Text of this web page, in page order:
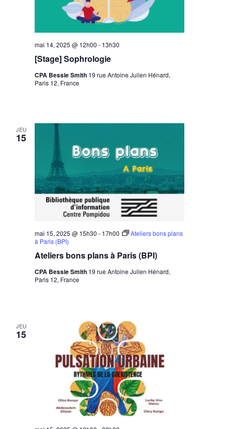
[Stage] Sophrologie
mai 14, 2025 @ 12h00 - 13h30
CPA Bessie Smith 19 rue Antoine Julien Hénard,
Paris 12, France
JEU
15
Ateliers bons plans à Paris (BPI)
mai 15, 2025 @ 15h30 - 17h00
Ateliers bons plans
à Paris (BPI)
CPA Bessie Smith 19 rue Antoine Julien Hénard,
Paris 12, France
JEU
15